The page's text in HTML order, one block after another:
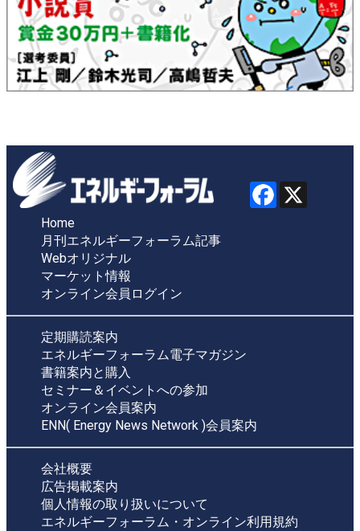
Home
月刊エネルギーフォーラム記事
Webオリジナル
マーケット情報
オンライン会員ログイン
定期購読案内
エネルギーフォーラム電子マガジン
書籍案内と購入
セミナー＆イベントへの参加
オンライン会員案内
ENN( Energy News Network )会員案内
会社概要
広告掲載案内
個人情報の取り扱いについて
エネルギーフォーラム・オンライン利用規約